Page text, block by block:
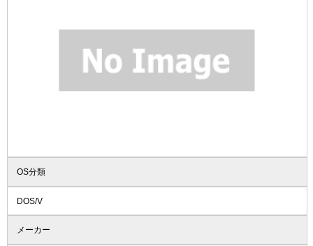
OS分類
DOS/V
メーカー